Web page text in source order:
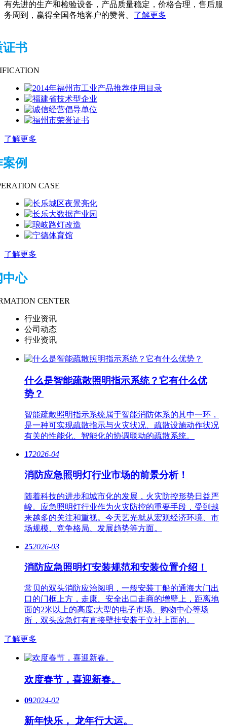
有先进的生产和检验设备，产品质量稳定，价格合理，售后服
务周到，赢得全国各地客户的赞誉。 了解更多
证书
了解更多
例
CASE
了解更多
中心
CENTER
行业资讯
公司动态
行业资讯
什么是智能疏散​照明指示系统？它有什么优
势？
智能疏散​照明指示系统属于智能消防体系的其中一环，
是一种可实现疏散指示与火灾状况、疏散设施动作状况
有关的性能化、智能化的协调联动的疏散系统。
172026-04
消防应急照明灯行业市场的前景分析！
随着科技的进步和城市化的发展，火灾防控形势日益严
峻。应急​照明灯行业作为火灾防控的重要手段，受到越
来越多的关注和重视。今天艺光就从宏观经济环境、市
场规模、竞争格局、发展趋势等方面。
252026-03
消防应急照明灯安装规范和安装位置介绍！
常贝的双头消防应治阅明，一般安装丁船的通海大门出
口的门框上方，走康、安全出口走商的增壁上，距离地
面的2米以上的高度;大型的电子市场、购物中心等场
所，双头应急灯有直接壁挂安装于立社上面的。
了解更多
欢度春节，喜迎新春。
092024-02
新年快乐， 龙年行大运。